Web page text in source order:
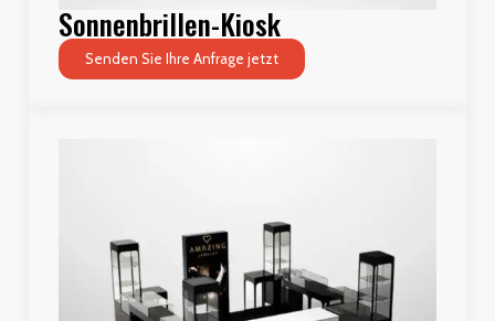
Sonnenbrillen-Kiosk
Senden Sie Ihre Anfrage jetzt